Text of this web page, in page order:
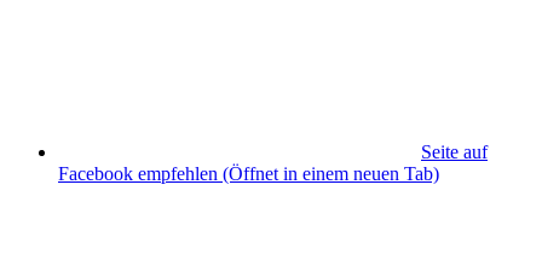
Seite auf
Facebook empfehlen (Öffnet in einem neuen Tab)